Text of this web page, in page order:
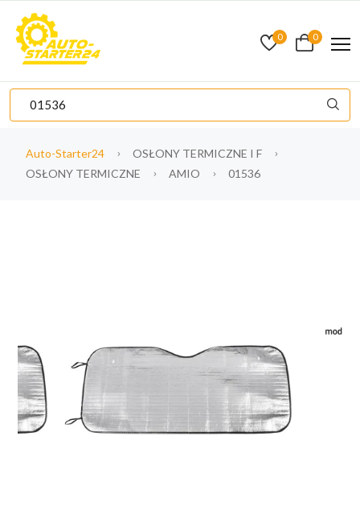
0 0
Auto-Starter24
OSŁONY TERMICZNE I F
OSŁONY TERMICZNE
AMIO 01536